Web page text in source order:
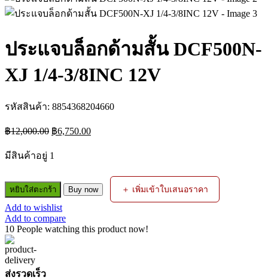
ประแจบล็อกด้ามสั้น DCF500N-
XJ 1/4-3/8INC 12V
รหัสสินค้า: 8854368204660
฿12,000.00 Original
price
฿6,750.00Current
price
มีสินค้าอยู่ 1
จำนวน
ประแจ
บล็อก
ด้าม
สั้น
DCF500N-
XJ
1/4-
หยิบใส่ตะกร้า Buy now ＋ เพิ่มเข้าใบเสนอราคา
Add to wishlist
Add to compare
10 People watching this product now!
ส่งรวดเร็ว